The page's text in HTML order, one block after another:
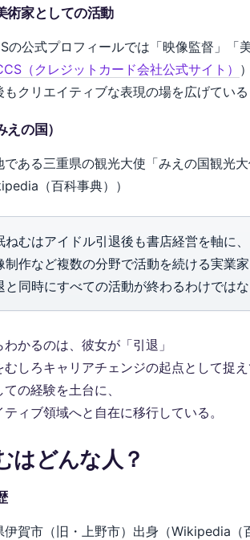
術家としての活動
の公式プロフィールでは「映像監督」「
（クレジットカード会社公式サイト）
もクリエイティブな表現の場を広げている
の国）
である三重県の観光大使「みえの国観光
（百科事典））
ねむはアイドル引退後も書店経営を軸に
制作など複数の分野で活動を続ける実業
と同時にすべての活動が終わるわけでは
かるのは、彼女が「引退」
むしろキャリアチェンジの起点として捉
の経験を土台に、
ィブ領域へと自在に移行している。
はどんな人？
伊賀市（旧・上野市）出身（Wikipedia（